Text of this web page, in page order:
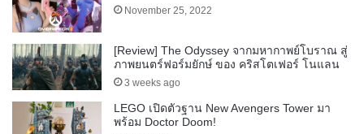
November 25, 2022
[Review] The Odyssey จากมหากาพย์โบราณ สู่
ภาพยนตร์ฟอร์มยักษ์ ของ คริสโตเฟอร์ โนแลน
3 weeks ago
LEGO เปิดตัวฐาน New Avengers Tower มา
พร้อม Doctor Doom!